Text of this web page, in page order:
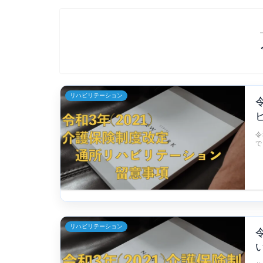
リハビリテーション
リハビリテーション